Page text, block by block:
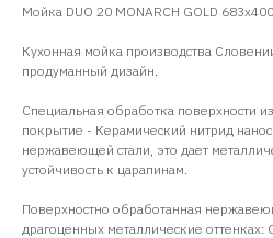
Мойка DUO 20 MONARCH GOLD
Кухонная мойка производства
продуманный дизайн.
Специальная обработка поверхности
покрытие - Керамический нитрид
нержавеющей стали, это дает
устойчивость к царапинам.
Поверхностно обработанная
драгоценных металлические оттенках: